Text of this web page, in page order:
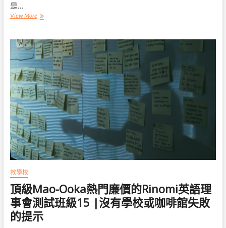
是…
View MoreIkebukuro
價
住
宿
·
廉
價
住
宿
英
語
理
事
會
故
|
諮
詢
不
要
救學校
頂級Mao-Ooka熱門廉價的Rinomi英語理
事會測試班級15 |沒有學校或咖啡館失敗
的提示